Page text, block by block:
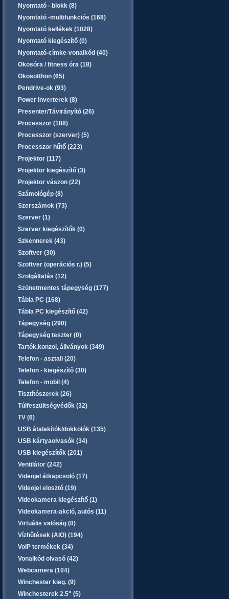
Nyomtató - blokk (8)
Nyomtató -multifunkciós (168)
Nyomtató kellékek (1028)
Nyomtató kiegészítő (0)
Nyomtató-címke-vonalkód (40)
Okosóra / fitness óra (18)
Okosotthon (65)
Pendrive-ok (93)
Power inverterek (8)
Presenter/Távirányító (26)
Processzor (188)
Processzor (szerver) (5)
Processzor hűtő (223)
Projektor (117)
Projektor kiegészítő (3)
Projektor vászon (22)
Számológép (8)
Szerszámok (73)
Szerver (1)
Szerver kiegészítők (0)
Szkennerek (43)
Szoftver (30)
Szoftver (operációs r.) (5)
Szolgáltatás (12)
Szünetmentes tápegység (177)
Tábla PC (168)
Tábla PC kiegészítő (42)
Tápegység (290)
Tápegység teszter (0)
Tartók,konzol, állványok (349)
Telefon - asztali (20)
Telefon - kiegészítő (30)
Telefon - mobil (4)
Tisztítószerek (26)
Túlfeszültségvédők (32)
TV (6)
USB átalakítók/dokkolók (135)
USB kártyaolvasók (34)
USB kiegészítők (201)
Ventilátor (242)
Videojel átkapcsoló (17)
Videojel elosztó (19)
Videokamera kiegészítő (1)
Videokamera-akció, autós (11)
Virtuális valóság (0)
Vízhűtések (AIO) (194)
VoIP termékek (34)
Vonalkód olvasó (42)
Webcamera (104)
Winchester kieg. (9)
Winchesterek 2.5" (5)